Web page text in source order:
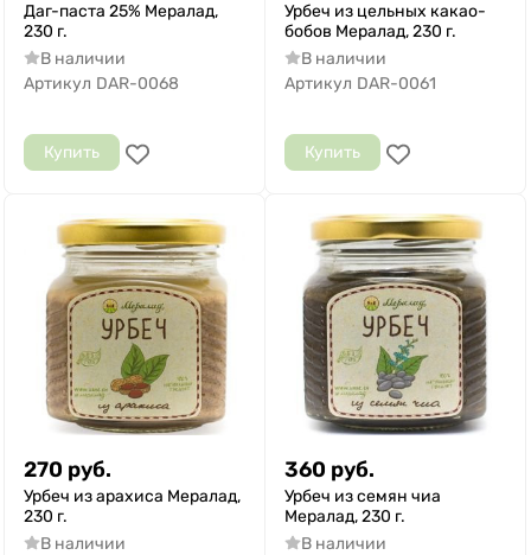
Даг-паста 25% Мералад,
230 г.
В наличии
Артикул DAR-0068
Купить
Урбеч из цельных какао-
бобов Мералад, 230 г.
В наличии
Артикул DAR-0061
Купить
270 руб.
Урбеч из арахиса Мералад,
230 г.
В наличии
360 руб.
Урбеч из семян чиа
Мералад, 230 г.
В наличии